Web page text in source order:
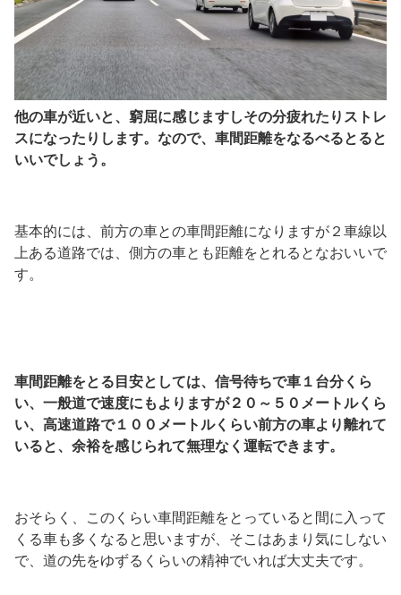
他の車が近いと、窮屈に感じますしその分疲れたりストレ
スになったりします。なので、車間距離をなるべるとると
いいでしょう。
基本的には、前方の車との車間距離になりますが２車線以
上ある道路では、側方の車とも距離をとれるとなおいいで
す。
車間距離をとる目安としては、信号待ちで車１台分くら
い、一般道で速度にもよりますが２０～５０メートルくら
い、高速道路で１００メートルくらい前方の車より離れて
いると、余裕を感じられて無理なく運転できます。
おそらく、このくらい車間距離をとっていると間に入って
くる車も多くなると思いますが、そこはあまり気にしない
で、道の先をゆずるくらいの精神でいれば大丈夫です。